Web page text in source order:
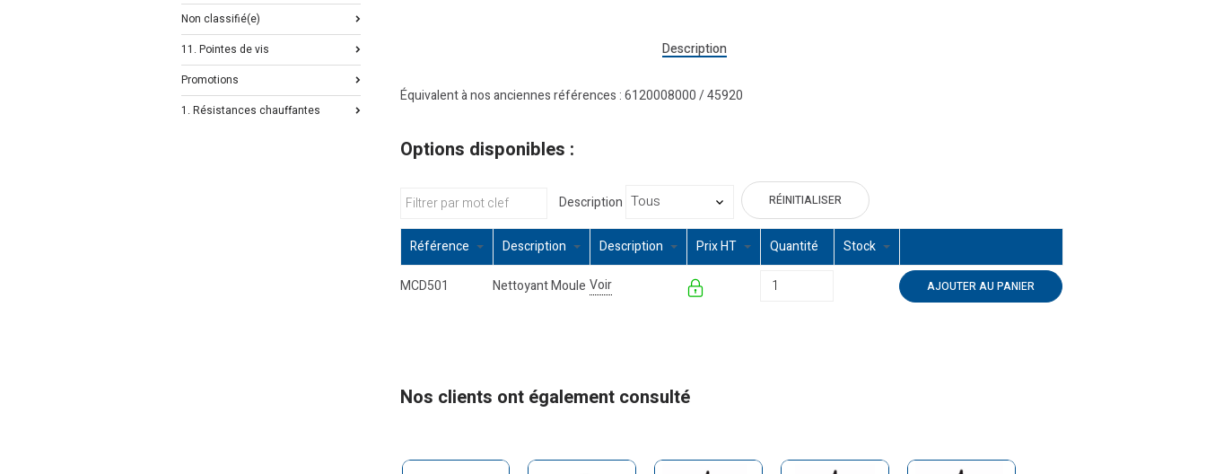
Description
Équivalent à nos anciennes références : 6120008000 / 45920
Options disponibles :
Description RÉINITIALISER
Référence Description Description Prix HT Quantité Stock
MCD501 Nettoyant Moule Voir AJOUTER AU PANIER
Nos clients ont également consulté
Non classifié(e)
11. Pointes de vis
Promotions
1. Résistances chauffantes